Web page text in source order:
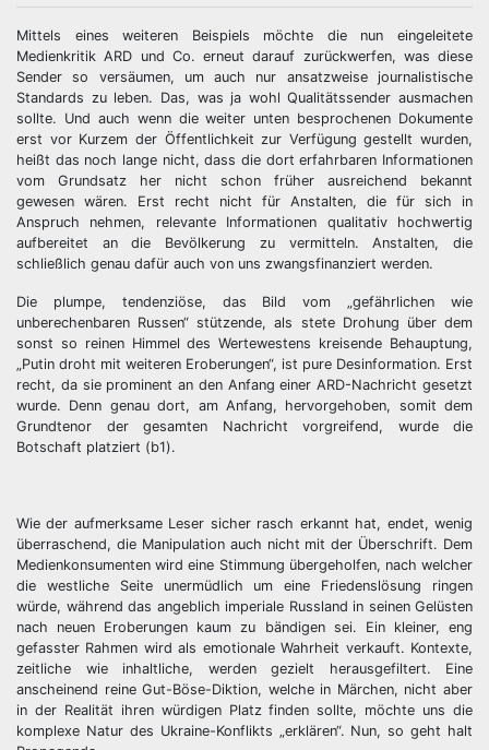
Mittels eines weiteren Beispiels möchte die nun eingeleitete
Medienkritik ARD und Co. erneut darauf zurückwerfen, was diese
Sender so versäumen, um auch nur ansatzweise journalistische
Standards zu leben. Das, was ja wohl Qualitätssender ausmachen
sollte. Und auch wenn die weiter unten besprochenen Dokumente
erst vor Kurzem der Öffentlichkeit zur Verfügung gestellt wurden,
heißt das noch lange nicht, dass die dort erfahrbaren Informationen
vom Grundsatz her nicht schon früher ausreichend bekannt
gewesen wären. Erst recht nicht für Anstalten, die für sich in
Anspruch nehmen, relevante Informationen qualitativ hochwertig
aufbereitet an die Bevölkerung zu vermitteln. Anstalten, die
schließlich genau dafür auch von uns zwangsfinanziert werden.
Die plumpe, tendenziöse, das Bild vom „gefährlichen wie
unberechenbaren Russen“ stützende, als stete Drohung über dem
sonst so reinen Himmel des Wertewestens kreisende Behauptung,
„Putin droht mit weiteren Eroberungen“, ist pure Desinformation. Erst
recht, da sie prominent an den Anfang einer ARD-Nachricht gesetzt
wurde. Denn genau dort, am Anfang, hervorgehoben, somit dem
Grundtenor der gesamten Nachricht vorgreifend, wurde die
Botschaft platziert (b1).
Wie der aufmerksame Leser sicher rasch erkannt hat, endet, wenig
überraschend, die Manipulation auch nicht mit der Überschrift. Dem
Medienkonsumenten wird eine Stimmung übergeholfen, nach welcher
die westliche Seite unermüdlich um eine Friedenslösung ringen
würde, während das angeblich imperiale Russland in seinen Gelüsten
nach neuen Eroberungen kaum zu bändigen sei. Ein kleiner, eng
gefasster Rahmen wird als emotionale Wahrheit verkauft. Kontexte,
zeitliche wie inhaltliche, werden gezielt herausgefiltert. Eine
anscheinend reine Gut-Böse-Diktion, welche in Märchen, nicht aber
in der Realität ihren würdigen Platz finden sollte, möchte uns die
komplexe Natur des Ukraine-Konflikts „erklären“. Nun, so geht halt